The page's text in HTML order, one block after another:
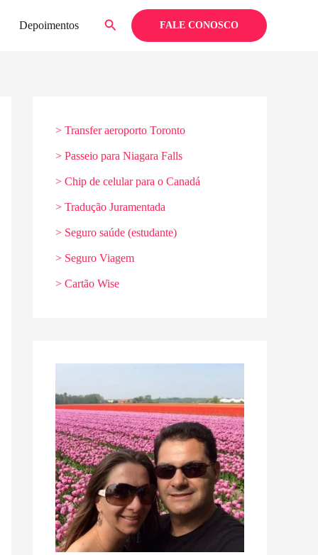
Depoimentos Pesquisar FALE CONOSCO
> Transfer aeroporto Toronto
> Passeio para Niagara Falls
> Chip de celular para o Canadá
> Tradução Juramentada
> Seguro saúde (estudante)
> Seguro Viagem
> Cartão Wise